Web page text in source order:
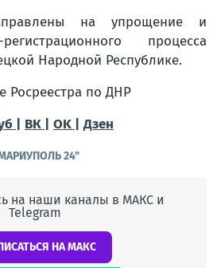
на упрощение и
процесса
Народной Республике.
Росреестра по ДНР
| ВК | OK | Дзен
24"
на наши каналы в МАКС и
Telegram
НА МАКС